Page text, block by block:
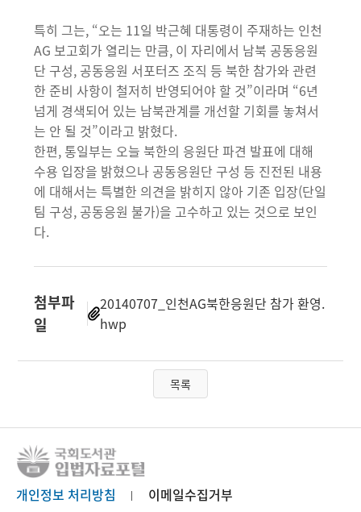
특히 그는, “오는 11일 박근혜 대통령이 주재하는 인천
AG 보고회가 열리는 만큼, 이 자리에서 남북 공동응원
단 구성, 공동응원 서포터즈 조직 등 북한 참가와 관련
한 준비 사항이 철저히 반영되어야 할 것”이라며 “6년
넘게 경색되어 있는 남북관계를 개선할 기회를 놓쳐서
는 안 될 것”이라고 밝혔다.
한편, 통일부는 오늘 북한의 응원단 파견 발표에 대해
수용 입장을 밝혔으나 공동응원단 구성 등 진전된 내용
에 대해서는 특별한 의견을 밝히지 않아 기존 입장(단일
팀 구성, 공동응원 불가)을 고수하고 있는 것으로 보인
다.
첨부파
일
20140707_인천AG북한응원단 참가 환영.
hwp
목록
개인정보 처리방침 이메일수집거부